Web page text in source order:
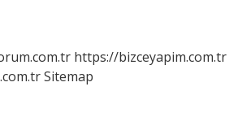
https://bizceyapim.com.tr
Sitemap